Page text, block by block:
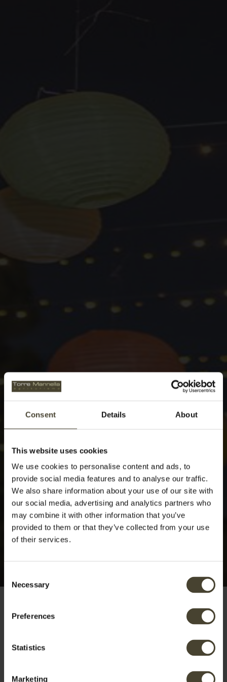
Consent Details About
This website uses cookies
We use cookies to personalise content and ads, to
provide social media features and to analyse our traffic.
We also share information about your use of our site with
our social media, advertising and analytics partners who
may combine it with other information that you’ve
provided to them or that they’ve collected from your use
of their services.
Selection
Necessary
Preferences
Statistics
Marketing